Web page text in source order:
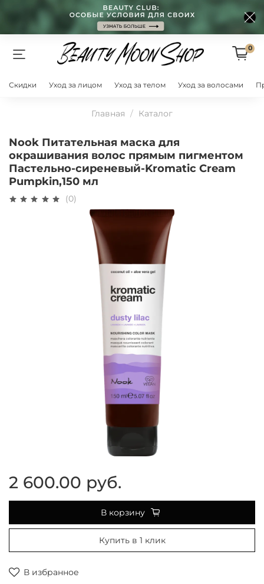
0
Скидки Уход за лицом Уход за телом Уход за волосами
Главная Каталог
Nook Питательная маска для
окрашивания волос прямым пигментом
Пастельно-сиреневый-Kromatic Cream
Pumpkin,150 мл
(0)
В избранное
2 600.00 руб.
В корзину
Купить в 1 клик